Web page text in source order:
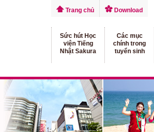
Trang chủ Download
Sức hút Học
viện Tiếng
Nhật Sakura
Các mục
chính trong
tuyển sinh